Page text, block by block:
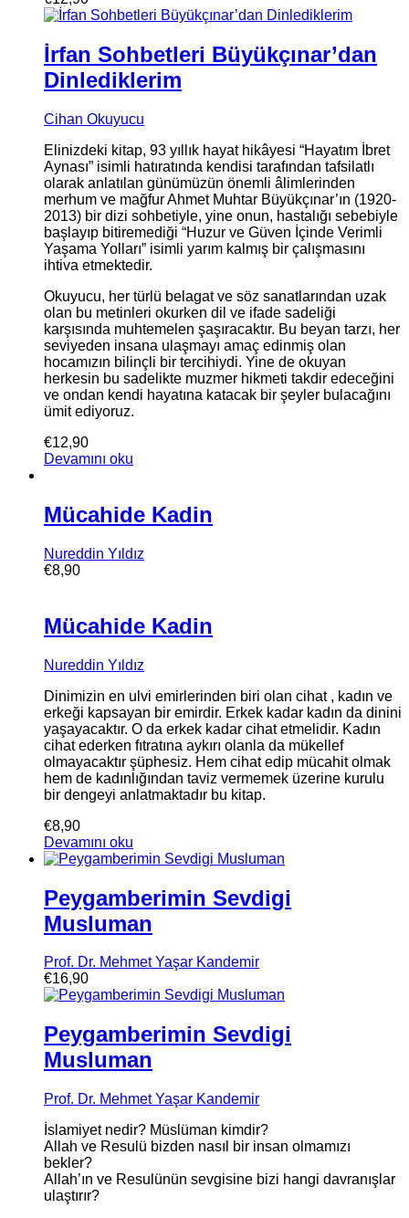
İrfan Sohbetleri Büyükçınar’dan
Dinlediklerim
Cihan Okuyucu
Elinizdeki kitap, 93 yıllık hayat hikâyesi “Hayatım İbret
Aynası” isimli hatıratında kendisi tarafından tafsilatlı
olarak anlatılan günümüzün önemli âlimlerinden
merhum ve mağfur Ahmet Muhtar Büyükçınar’ın (1920-
2013) bir dizi sohbetiyle, yine onun, hastalığı sebebiyle
başlayıp bitiremediği “Huzur ve Güven İçinde Verimli
Yaşama Yolları” isimli yarım kalmış bir çalışmasını
ihtiva etmektedir.
Okuyucu, her türlü belagat ve söz sanatlarından uzak
olan bu metinleri okurken dil ve ifade sadeliği
karşısında muhtemelen şaşıracaktır. Bu beyan tarzı, her
seviyeden insana ulaşmayı amaç edinmiş olan
hocamızın bilinçli bir tercihiydi. Yine de okuyan
herkesin bu sadelikte muzmer hikmeti takdir edeceğini
ve ondan kendi hayatına katacak bir şeyler bulacağını
ümit ediyoruz.
€12,90
Devamını oku
Mücahide Kadin
Nureddin Yıldız
€8,90
Mücahide Kadin
Nureddin Yıldız
Dinimizin en ulvi emirlerinden biri olan cihat , kadın ve
erkeği kapsayan bir emirdir. Erkek kadar kadın da dinini
yaşayacaktır. O da erkek kadar cihat etmelidir. Kadın
cihat ederken fıtratına aykırı olanla da mükellef
olmayacaktır şüphesiz. Hem cihat edip mücahit olmak
hem de kadınlığından taviz vermemek üzerine kurulu
bir dengeyi anlatmaktadır bu kitap.
€8,90
Devamını oku
Peygamberimin Sevdigi
Musluman
Prof. Dr. Mehmet Yaşar Kandemir
€16,90
Peygamberimin Sevdigi
Musluman
Prof. Dr. Mehmet Yaşar Kandemir
İslamiyet nedir? Müslüman kimdir?
Allah ve Resulü bizden nasıl bir insan olmamızı
bekler?
Allah’ın ve Resulünün sevgisine bizi hangi davranışlar
ulaştırır?